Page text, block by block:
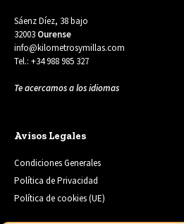
Sáenz Díez, 38 bajo
32003 Ourense
info@kilometrosymillas.com
Tel.: +34 988 985 327
Te acercamos a los idiomas
Avisos Legales
Condiciones Generales
Política de Privacidad
Política de cookies (UE)